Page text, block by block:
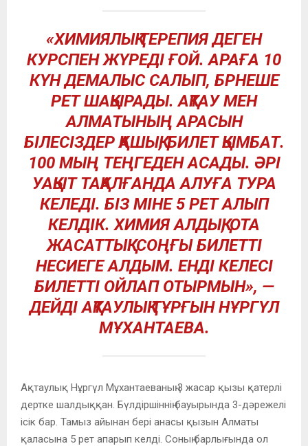
«ХИМИЯЛЫҚ ТЕРЕПИЯ ДЕГЕН
КУРСПЕН ЖҮРЕДІ ҒОЙ. АРАҒА 10
КҮН ДЕМАЛЫС САЛЫП, БРНЕШЕ
РЕТ ШАҚЫРАДЫ. АҚТАУ МЕН
АЛМАТЫНЫҢ АРАСЫН
БІЛЕСІЗДЕР ҚАШЫҚ, БИЛЕТ ҚЫМБАТ.
100 МЫҢ ТЕҢГЕДЕН АСАДЫ. ӘРІ
УАҚЫТ ТАҚАЛҒАНДА АЛУҒА ТУРА
КЕЛЕДІ. БІЗ МІНЕ 5 РЕТ АЛЫП
КЕЛДІК. ХИМИЯ АЛДЫҚ, ОТА
ЖАСАТТЫҚ. СОҢҒЫ БИЛЕТТІ
НЕСИЕГЕ АЛДЫМ. ЕНДІ КЕЛЕСІ
БИЛЕТТІ ОЙЛАП ОТЫРМЫН», —
ДЕЙДІ АҚТАУЛЫҚ ТҰРҒЫН НҰРГҮЛ
МҰХАНТАЕВА.
Ақтаулық Нұргүл Мұхантаеваның 3 жасар қызы қатерлі
дертке шалдыққан. Бүлдіршіннің бауырында 3-дәрежелі
ісік бар. Тамыз айынан бері анасы қызын Алматы
қаласына 5 рет апарып келді. Соның барлығында ол